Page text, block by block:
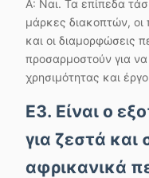
Α: Ναι. Τα επίπεδα
μάρκες διακοπτών, οι
και οι διαμορφώσεις
προσαρμοστούν για να
χρησιμότητας και
Ε3. Είναι ο
για ζεστά και
αφρικανικά